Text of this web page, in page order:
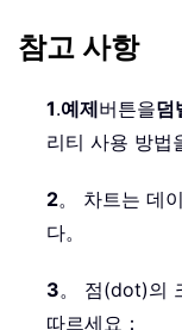
참고 사항
1.예제버튼을덤
리티 사용 방법
2。 차트는 데
다。
3。 점(dot)의
따르세요：